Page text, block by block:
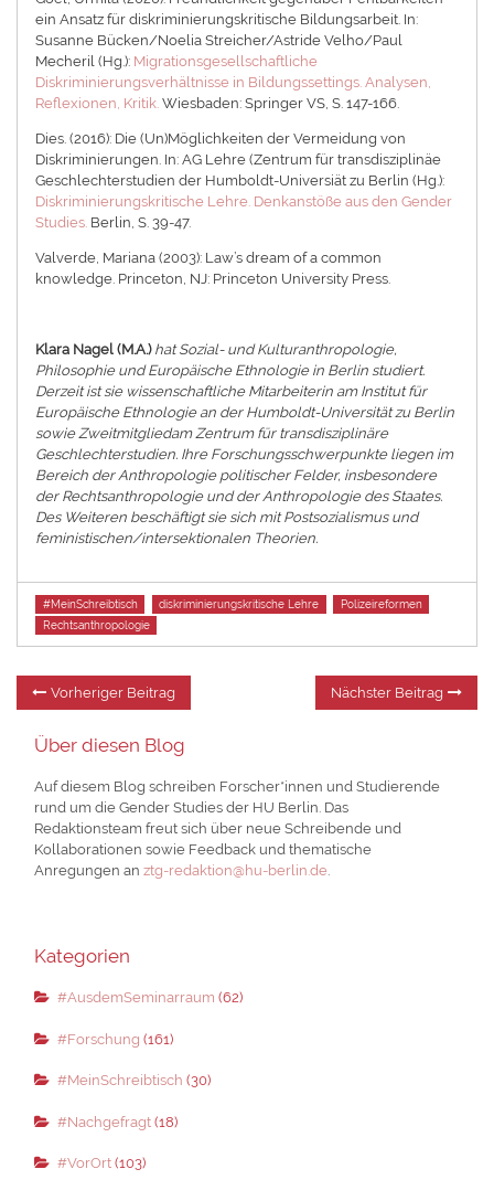
ein Ansatz für diskriminierungskritische Bildungsarbeit. In:
Susanne Bücken/Noelia Streicher/Astride Velho/Paul
Mecheril (Hg.): Migrationsgesellschaftliche
Diskriminierungsverhältnisse in Bildungssettings. Analysen,
Reflexionen, Kritik. Wiesbaden: Springer VS, S. 147-166.
Dies. (2016): Die (Un)Möglichkeiten der Vermeidung von
Diskriminierungen. In: AG Lehre (Zentrum für transdisziplinäe
Geschlechterstudien der Humboldt-Universiät zu Berlin (Hg.):
Diskriminierungskritische Lehre. Denkanstöße aus den Gender
Studies. Berlin, S. 39-47.
Valverde, Mariana (2003): Law’s dream of a common
knowledge. Princeton, NJ: Princeton University Press.
Klara Nagel (M.A.)hat Sozial- und Kulturanthropologie,
Philosophie und Europäische Ethnologie in Berlin studiert.
Derzeit ist sie wissenschaftliche Mitarbeiterin am Institut für
Europäische Ethnologie an der Humboldt-Universität zu Berlin
sowie Zweitmitgliedam Zentrum für transdisziplinäre
Geschlechterstudien. Ihre Forschungsschwerpunkte liegen im
Bereich der Anthropologie politischer Felder, insbesondere
der Rechtsanthropologie und der Anthropologie des Staates.
Des Weiteren beschäftigt sie sich mit Postsozialismus und
feministischen/intersektionalen Theorien.
Tags
#MeinSchreibtisch diskriminierungskritische Lehre
Polizeireformen
Rechtsanthropologie
Beitragsnavigation
Vorheriger Beitrag
Beitrag:
Nächster Beitrag
Über diesen Blog
Auf diesem Blog schreiben Forscher*innen und Studierende
rund um die Gender Studies der HU Berlin. Das
Redaktionsteam freut sich über neue Schreibende und
Kollaborationen sowie Feedback und thematische
Anregungen anztg-redaktion@hu-berlin.de.
Kategorien
#AusdemSeminarraum (62)
#Forschung (161)
#MeinSchreibtisch (30)
#Nachgefragt(18)
#VorOrt(103)